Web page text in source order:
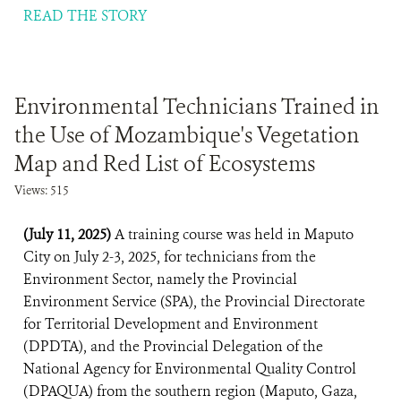
READ THE STORY
Environmental Technicians Trained in
the Use of Mozambique's Vegetation
Map and Red List of Ecosystems
Views: 515
(July 11, 2025)A training course was held in Maputo
City on July 2-3, 2025, for technicians from the
Environment Sector, namely the Provincial
Environment Service (SPA), the Provincial Directorate
for Territorial Development and Environment
(DPDTA), and the Provincial Delegation of the
National Agency for Environmental Quality Control
(DPAQUA) from the southern region (Maputo, Gaza,